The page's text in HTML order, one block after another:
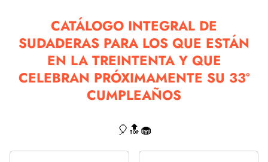
CATÁLOGO INTEGRAL DE
SUDADERAS PARA LOS QUE ESTÁN
EN LA TREINTENTA Y QUE
CELEBRAN PRÓXIMAMENTE SU 33º
CUMPLEAÑOS
🎈🔝🧁